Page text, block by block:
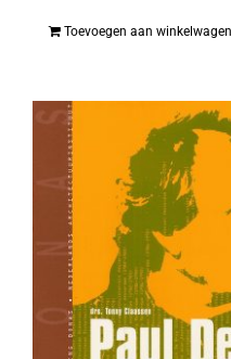
Toevoegen aan winkelwagen